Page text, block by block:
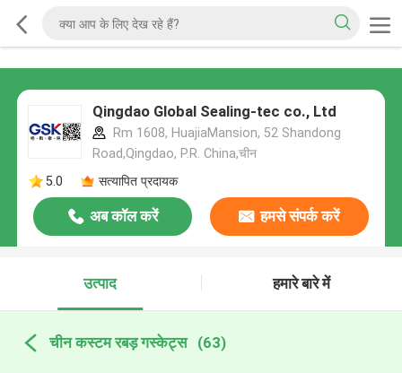
Qingdao Global Sealing-tec co., Ltd
Rm 1608, HuajiaMansion, 52 Shandong
Road,Qingdao, P.R. China,चीन
5.0
सत्यापित प्रदायक
अब कॉल करें हमसे संपर्क करें
उत्पाद हमारे बारे में
चीन कस्टम रबड़ गस्केट्स (63)